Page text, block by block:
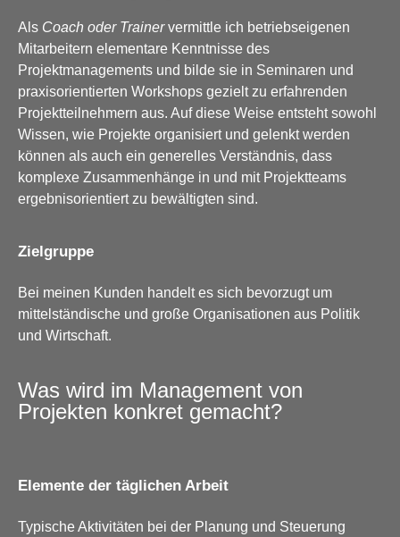
Als Coach oder Trainervermittle ich betriebseigenen
Mitarbeitern elementare Kenntnisse des
Projektmanagements und bilde sie in Seminaren und
praxisorientierten Workshops gezielt zu erfahrenden
Projektteilnehmern aus. Auf diese Weise entsteht sowohl
Wissen, wie Projekte organisiert und gelenkt werden
können als auch ein generelles Verständnis, dass
komplexe Zusammenhänge in und mit Projektteams
ergebnisorientiert zu bewältigten sind.
Zielgruppe
Bei meinen Kunden handelt es sich bevorzugt um
mittelständische und große Organisationen aus Politik
und Wirtschaft.
Was wird im Management von
Projekten konkret gemacht?
Elemente der täglichen Arbeit
Typische Aktivitäten bei der Planung und Steuerung